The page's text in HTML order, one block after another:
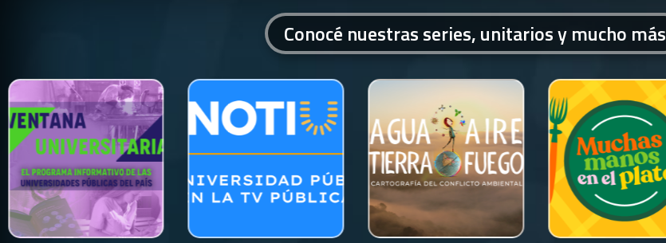
Conocé nuestras series, unitarios y mucho más